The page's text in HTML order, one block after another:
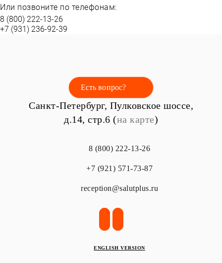
Или позвоните по телефонам:
8 (800) 222-13-26
+7 (931) 236-92-39
Есть вопрос?
Санкт-Петербург, Пулковское шоссе,
д.14, стр.6 (на карте)
8 (800) 222-13-26
+7 (921) 571-73-87
reception@salutplus.ru
ENGLISH VERSION